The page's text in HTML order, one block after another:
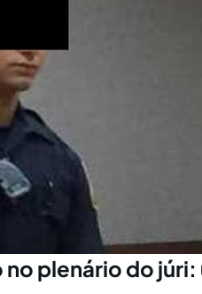
plenário do júri: